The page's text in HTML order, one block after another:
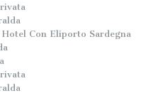
Hotel Con Eliporto Sardegna